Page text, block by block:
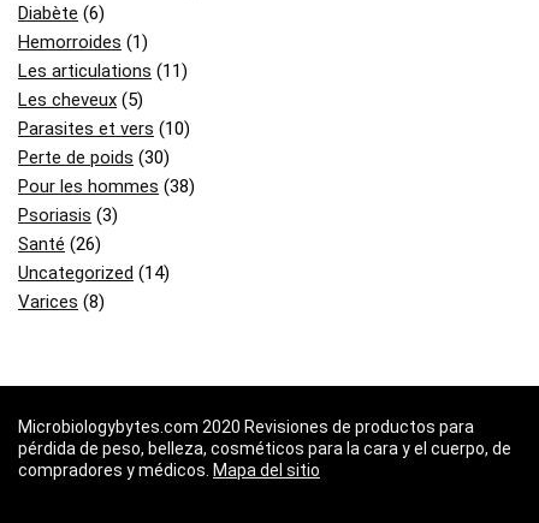
Diabète (6)
Hemorroides (1)
Les articulations (11)
Les cheveux (5)
Parasites et vers (10)
Perte de poids (30)
Pour les hommes (38)
Psoriasis (3)
Santé (26)
Uncategorized (14)
Varices (8)
Microbiologybytes.com 2020 Revisiones de productos para
pérdida de peso, belleza, cosméticos para la cara y el cuerpo, de
compradores y médicos. Mapa del sitio